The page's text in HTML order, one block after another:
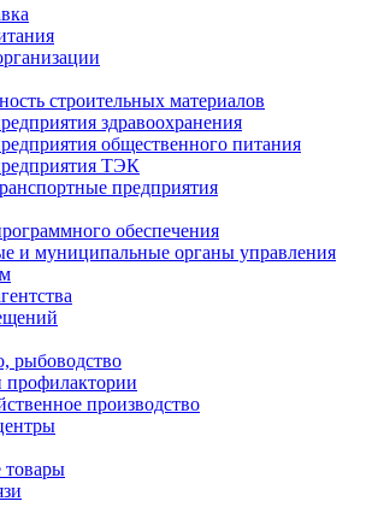
строительных материалов
здравоохранения
общественного питания
ТЭК
предприятия
обеспечения
и муниципальные органы управления
рыбоводство
профилактории
производство